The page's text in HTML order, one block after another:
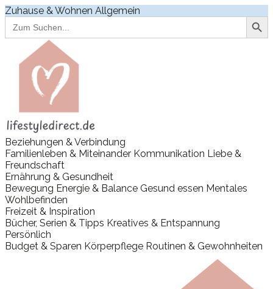
Zuhause & Wohnen Allgemein
Search
for:
Search Button
Beziehungen & Verbindung
Familienleben & Miteinander Kommunikation Liebe &
Freundschaft
Ernährung & Gesundheit
Bewegung Energie & Balance Gesund essen Mentales
Wohlbefinden
Freizeit & Inspiration
Bücher, Serien & Tipps Kreatives & Entspannung
Persönlich
Budget & Sparen Körperpflege Routinen & Gewohnheiten